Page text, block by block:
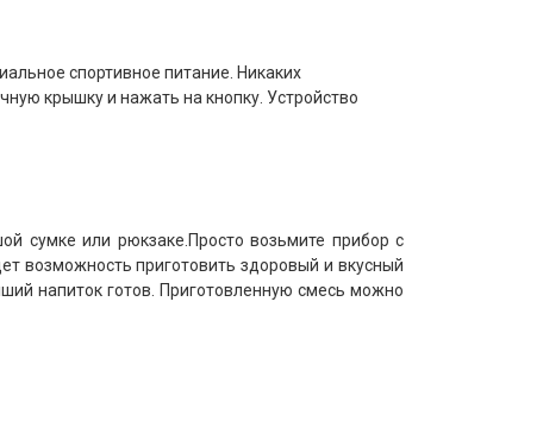
спортивное питание. Никаких
крышку и нажать на кнопку. Устройство
сумке или рюкзаке.Просто возьмите прибор с
возможность приготовить здоровый и вкусный
напиток готов. Приготовленную смесь можно